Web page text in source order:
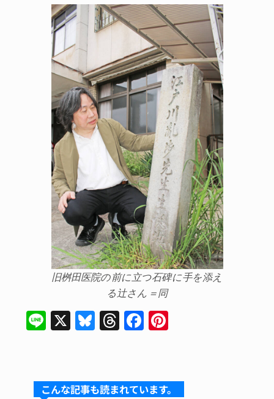
旧桝田医院の前に立つ石碑に手を添え
る辻さん＝同
Li
X
Bl
s
T
a
F
e
e
こんな記事も読まれています。